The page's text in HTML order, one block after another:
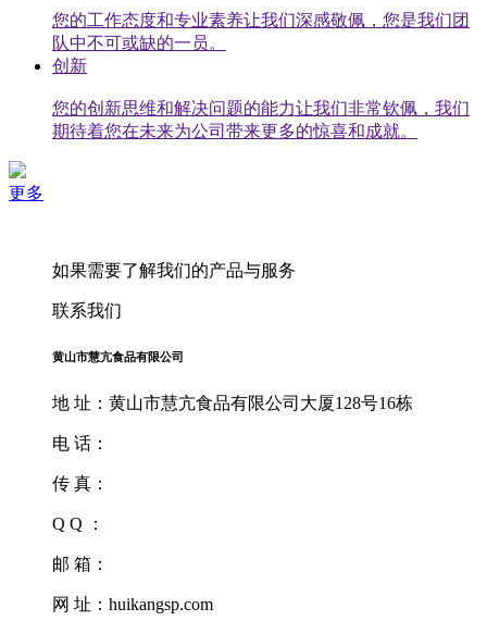
您的工作态度和专业素养让我们深感敬佩，您是我们团
队中不可或缺的一员。
创新
您的创新思维和解决问题的能力让我们非常钦佩，我们
期待着您在未来为公司带来更多的惊喜和成就。
更多
如果需要了解我们的产品与服务
联系我们
黄山市慧亢食品有限公司
地 址：黄山市慧亢食品有限公司大厦128号16栋
电 话：
传 真：
Q Q ：
邮 箱：
网 址：huikangsp.com